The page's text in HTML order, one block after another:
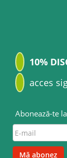
10%
acces
Abonează-te